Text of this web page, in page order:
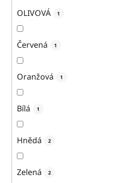
OLIVOVÁ 1
Červená 1
Oranžová 1
Bílá 1
Hnědá 2
Zelená 2